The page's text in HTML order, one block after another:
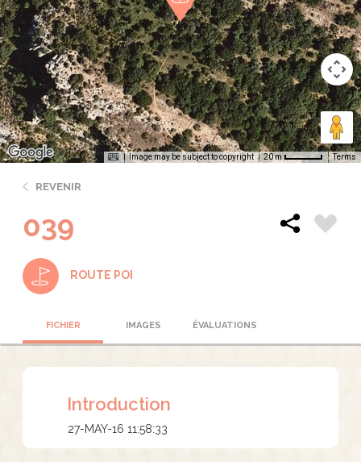
Image may be subject to copyright 20 m Terms
REVENIR
039
ROUTE POI
FICHIER IMAGES ÉVALUATIONS
Introduction
27-MAY-16 11:58:33